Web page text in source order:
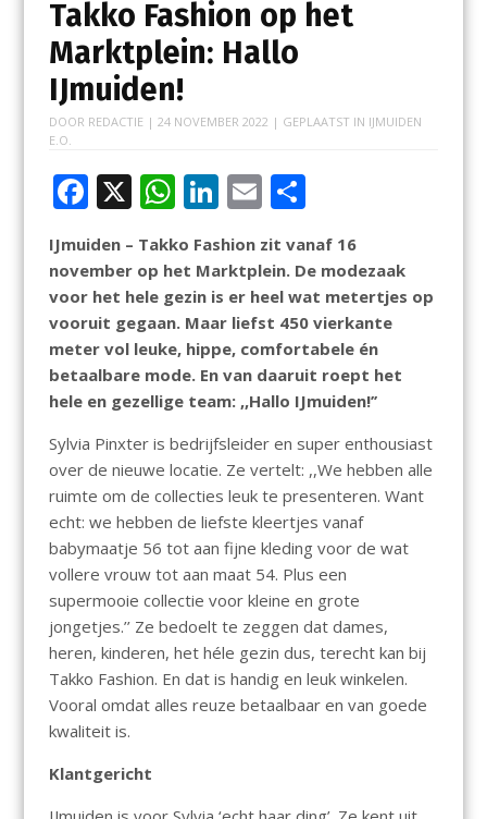
Takko Fashion op het
Marktplein: Hallo
IJmuiden!
DOOR REDACTIE | 24 NOVEMBER 2022 | GEPLAATST IN IJMUIDEN
E.O.
F
ac
e
b
o
o
k
X W
at
s
A
p
p
Li
n
k
e
dI
n
E
m
ai
l
D
el
e
n
IJmuiden – Takko Fashion zit vanaf 16
november op het Marktplein. De modezaak
voor het hele gezin is er heel wat metertjes op
vooruit gegaan. Maar liefst 450 vierkante
meter vol leuke, hippe, comfortabele én
betaalbare mode. En van daaruit roept het
hele en gezellige team: ,,Hallo IJmuiden!’’
Sylvia Pinxter is bedrijfsleider en super enthousiast
over de nieuwe locatie. Ze vertelt: ,,We hebben alle
ruimte om de collecties leuk te presenteren. Want
echt: we hebben de liefste kleertjes vanaf
babymaatje 56 tot aan fijne kleding voor de wat
vollere vrouw tot aan maat 54. Plus een
supermooie collectie voor kleine en grote
jongetjes.’’ Ze bedoelt te zeggen dat dames,
heren, kinderen, het héle gezin dus, terecht kan bij
Takko Fashion. En dat is handig en leuk winkelen.
Vooral omdat alles reuze betaalbaar en van goede
kwaliteit is.
Klantgericht